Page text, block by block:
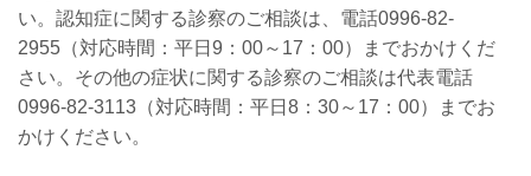
い。認知症に関する診察のご相談は、電話0996-82-
2955（対応時間：平日9：00～17：00）までおかけくだ
さい。その他の症状に関する診察のご相談は代表電話
0996-82-3113 （対応時間：平日8：30～17：00）
までお
かけください。